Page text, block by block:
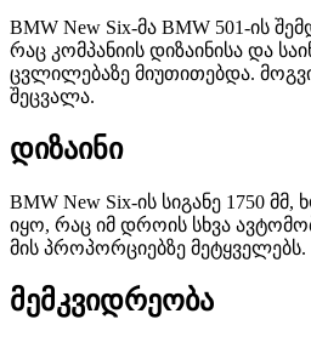
BMW New Six-მა BMW 501-ის
რაც კომპანიის დიზაინისა და
ცვლილებაზე მიუთითებდა.
შეცვალა.
დიზაინი
BMW New Six-ის სიგანე 1750
იყო, რაც იმ დროის სხვა
მის პროპორციებზე მეტყველებს.
მემკვიდრეობა